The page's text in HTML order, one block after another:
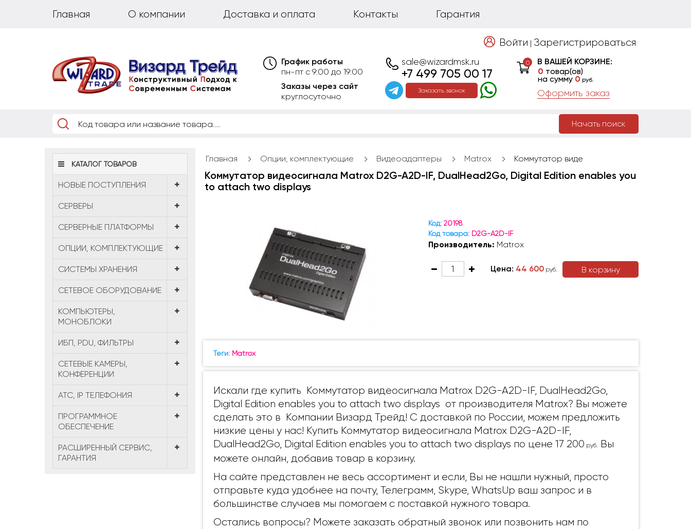
Главная О компании Доставка и оплата Контакты Гарантия
Войти | Зарегистрироваться
График работы
пн-пт с 9:00 до 19:00
Заказы через сайт
круглосуточно
sale@wizardmsk.ru
+7 499 705 00 17
Заказать звонок
0
В ВАШЕЙ КОРЗИНЕ:
0 товар(ов)
на сумму 0 руб.
Оформить заказ
Начать поиск
КАТАЛОГ ТОВАРОВ
НОВЫЕ ПОСТУПЛЕНИЯ
CЕРВЕРЫ
СЕРВЕРНЫЕ ПЛАТФОРМЫ
ОПЦИИ, КОМПЛЕКТУЮЩИЕ
СИСТЕМЫ ХРАНЕНИЯ
СЕТЕВОЕ ОБОРУДОВАНИЕ
КОМПЬЮТЕРЫ,
МОНОБЛОКИ
ИБП, PDU, ФИЛЬТРЫ
СЕТЕВЫЕ КАМЕРЫ,
КОНФЕРЕНЦИИ
АТС, IP ТЕЛЕФОНИЯ
ПРОГРАММНОЕ
ОБЕСПЕЧЕНИЕ
РАСШИРЕННЫЙ СЕРВИС,
ГАРАНТИЯ
Главная Опции, комплектующие Видеоадаптеры Matrox Коммутатор виде
Коммутатор видеосигнала Matrox D2G-A2D-IF, DualHead2Go, Digital Edition enables you
to attach two displays
Код:20198
Код товара: D2G-A2D-IF
Производитель: Matrox
В корзину
Цена: 44 600 руб.
Теги: Matrox
Искали где купить Коммутатор видеосигнала Matrox D2G-A2D-IF, DualHead2Go,
Digital Edition enables you to attach two displays от производителя Matrox? Вы можете
сделать это в Компании Визард Трейд! С доставкой по России, можем предложить
низкие цены у нас! Купить Коммутатор видеосигнала Matrox D2G-A2D-IF,
DualHead2Go, Digital Edition enables you to attach two displays по цене 17 200 руб. Вы
можете онлайн, добавив товар в корзину.
На сайте представлен не весь ассортимент и если, Вы не нашли нужный, просто
отправьте куда удобнее на почту, Телеграмм, Skype, WhatsUp ваш запрос и в
большинстве случаев мы помогаем с поставкой нужного товара.
Остались вопросы? Можете заказать обратный звонок или позвонить нам по